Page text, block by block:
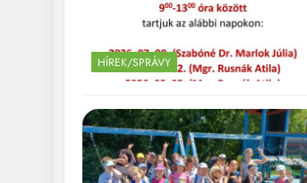
HÍREK/SPRÁVY